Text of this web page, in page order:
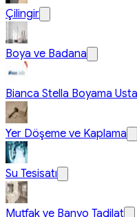
Çilingir
Boya ve Badana
Bianca Stella Boyama
Yer Döşeme ve Kaplama
Su Tesisatı
Mutfak ve Banyo Tadilat